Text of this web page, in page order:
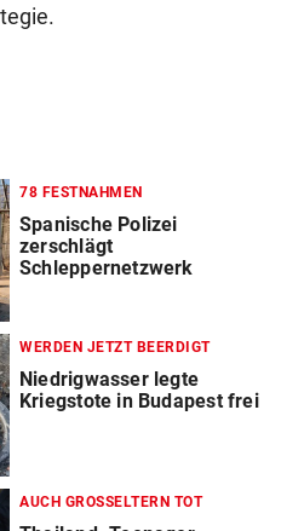
78 FESTNAHMEN
Spanische Polizei
zerschlägt
Schleppernetzwerk
WERDEN JETZT BEERDIGT
Niedrigwasser legte
Kriegstote in Budapest frei
AUCH GROSSELTERN TOT